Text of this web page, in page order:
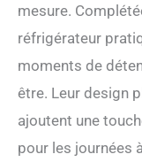
mesure.
réfrigérateur
moments de
être. Leur design
ajoutent une
pour les journées